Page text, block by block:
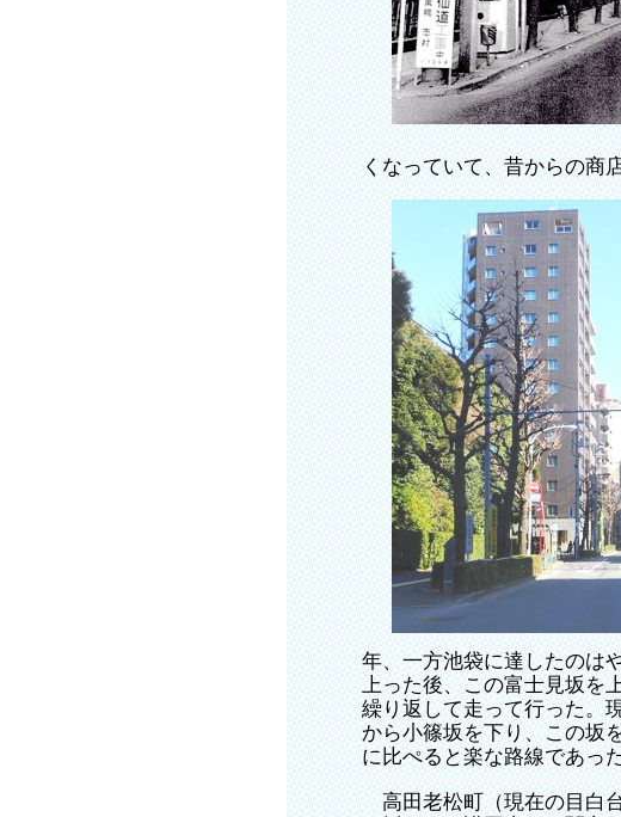
くなっていて、昔からの商
年、一方池袋に達したのは
上った後、この富士見坂を
繰り返して走って行った。
から小篠坂を下り、この坂
に比ぺると楽な路線であっ
高田老松町（現在の目白台